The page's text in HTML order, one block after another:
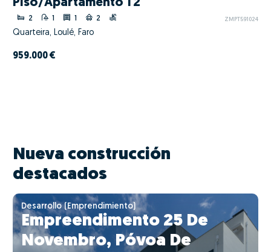
Piso/Apartamento T2
2 2 ZMPT591024
Quarteira, Loulé, Faro
959.000 €
Nueva construcción
destacados
Desarrollo (Emprendimiento)
Empreendimento 25 De
Novembro, Póvoa De